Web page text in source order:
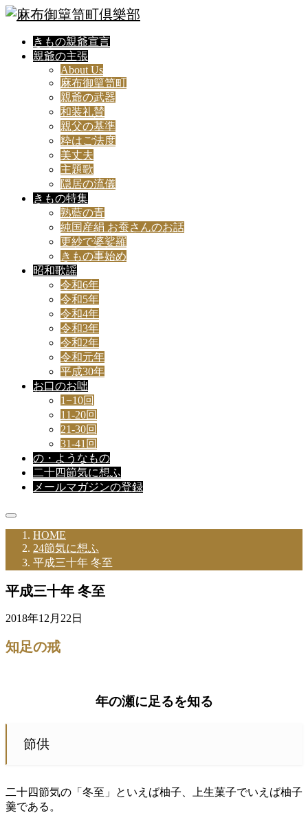
きもの親爺宣言
親爺の主張
About Us
麻布御簞笥町
親爺の武器
和装礼賛
親父の基準
粋はご法度
美丈夫
主題歌
隠居の流儀
きもの特集
熟藍の青
純国産絹 お蚕さんのお話
更紗で婆娑羅
きもの事始め
昭和歌謡
令和6年
令和5年
令和4年
令和3年
令和2年
令和元年
平成30年
お口のお咄
1−10回
11-20回
21-30回
31-41回
の・ようなもの
二十四節気に想ふ
メールマガジンの登録
HOME
24節気に想ふ
平成三十年 冬至
平成三十年 冬至
2018年12月22日
知足の戒
年の瀬に足るを知る
節供
二十四節気の「冬至」といえば柚子、上生菓子でいえば柚子
羹である。